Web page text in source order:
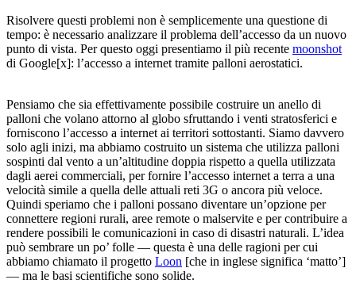
Risolvere questi problemi non è semplicemente una questione di
tempo: è necessario analizzare il problema dell’accesso da un nuovo
punto di vista. Per questo oggi presentiamo il più recente moonshot
di Google[x]: l’accesso a internet tramite palloni aerostatici.
Pensiamo che sia effettivamente possibile costruire un anello di
palloni che volano attorno al globo sfruttando i venti stratosferici e
forniscono l’accesso a internet ai territori sottostanti. Siamo davvero
solo agli inizi, ma abbiamo costruito un sistema che utilizza palloni
sospinti dal vento a un’altitudine doppia rispetto a quella utilizzata
dagli aerei commerciali, per fornire l’accesso internet a terra a una
velocità simile a quella delle attuali reti 3G o ancora più veloce.
Quindi speriamo che i palloni possano diventare un’opzione per
connettere regioni rurali, aree remote o malservite e per contribuire a
rendere possibili le comunicazioni in caso di disastri naturali. L’idea
può sembrare un po’ folle — questa è una delle ragioni per cui
abbiamo chiamato il progetto Loon [che in inglese significa ‘matto’]
— ma le basi scientifiche sono solide.